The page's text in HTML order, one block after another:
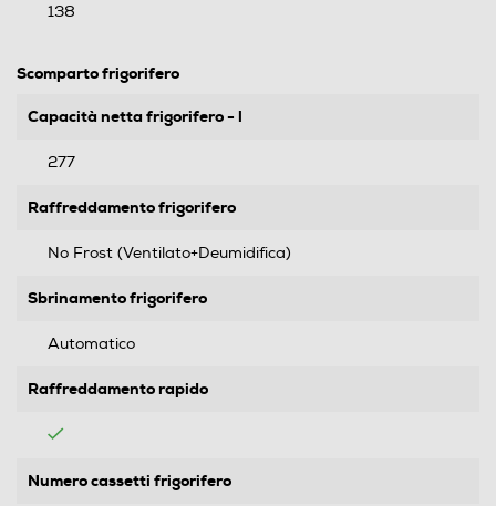
138
Scomparto frigorifero
Capacità netta frigorifero - l
277
Raffreddamento frigorifero
No Frost (Ventilato+Deumidifica)
Sbrinamento frigorifero
Automatico
Raffreddamento rapido
Numero cassetti frigorifero